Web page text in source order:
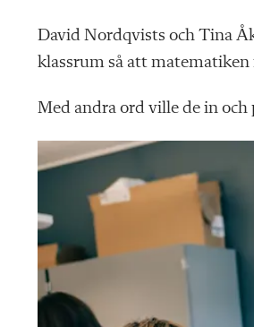
David Nordqvists och Tina
klassrum så att
Med andra ord ville de in